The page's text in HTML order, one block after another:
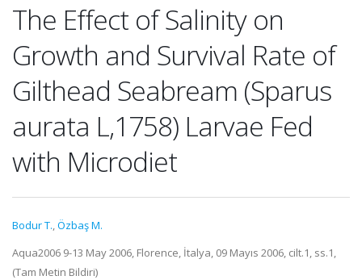
The Effect of Salinity on
Growth and Survival Rate of
Gilthead Seabream (Sparus
aurata L,1758) Larvae Fed
with Microdiet
Bodur T.,Özbaş M.
Aqua2006 9-13 May 2006, Florence, İtalya, 09 Mayıs 2006, cilt.1, ss.1,
(Tam Metin Bildiri)